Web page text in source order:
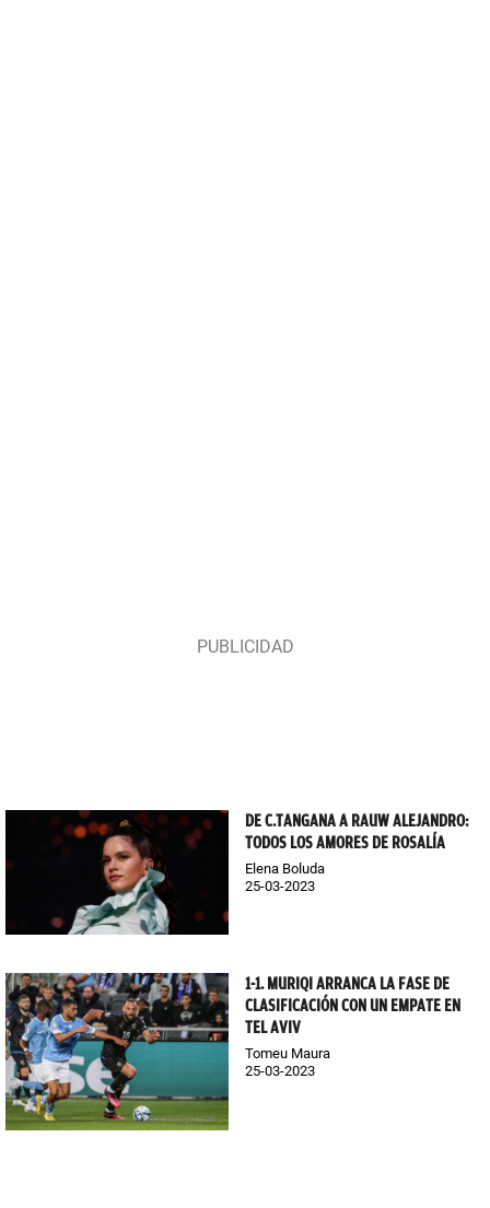
DE C.TANGANA A RAUW ALEJANDRO:
TODOS LOS AMORES DE ROSALÍA
Elena Boluda
25-03-2023
1-1. MURIQI ARRANCA LA FASE DE
CLASIFICACIÓN CON UN EMPATE EN
TEL AVIV
Tomeu Maura
25-03-2023